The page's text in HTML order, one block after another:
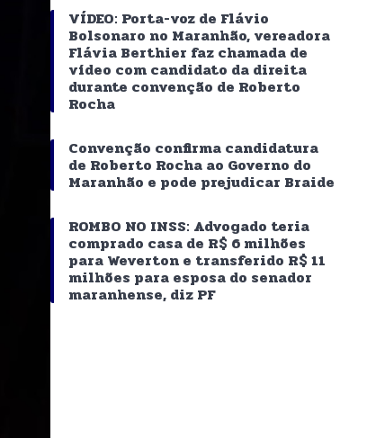
VÍDEO: Porta-voz de Flávio
Bolsonaro no Maranhão, vereadora
Flávia Berthier faz chamada de
vídeo com candidato da direita
durante convenção de Roberto
Rocha
Convenção confirma candidatura
de Roberto Rocha ao Governo do
Maranhão e pode prejudicar Braide
ROMBO NO INSS: Advogado teria
comprado casa de R$ 6 milhões
para Weverton e transferido R$ 11
milhões para esposa do senador
maranhense, diz PF